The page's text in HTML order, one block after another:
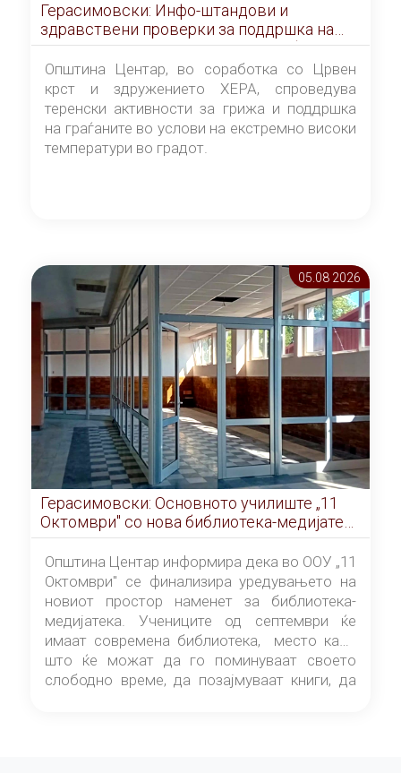
Герасимовски: Инфо-штандови и
здравствени проверки за поддршка на
граѓаните во услови на топлотен бран
Општина Центар, во соработка со Црвен
крст и здружението ХЕРА, спроведува
теренски активности за грижа и поддршка
на граѓаните во услови на екстремно високи
температури во градот.
05.08 2026
Герасимовски: Основното училиште „11
Октомври" со нова библиотека-медијатека
од септември
Општина Центар информира дека во ООУ „11
Октомври" се финализира уредувањето на
новиот простор наменет за библиотека-
медијатека. Учениците од септември ќе
имаат современа библиотека, место каде
што ќе можат да го поминуваат своето
слободно време, да позајмуваат книги, да